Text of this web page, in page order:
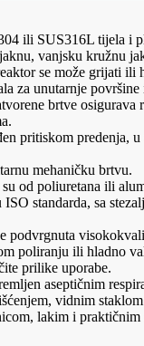
ili SUS316L tijela i
vanjsku kružnu
se može grijati ili
za unutarnje
brtve osigurava
pritiskom predenja,
mehaničku brtvu.
od poliuretana ili
ISO standarda, sa
podvrgnuta
poliranju ili hladno
prilike uporabe.
aseptičnim
vidnim
lakim i praktičnim